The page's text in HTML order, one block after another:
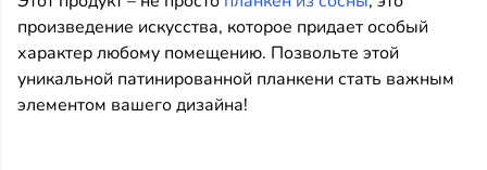
произведение искусства, которое придает особый
характер любому помещению. Позвольте этой
уникальной патинированной планкени стать важным
элементом вашего дизайна!